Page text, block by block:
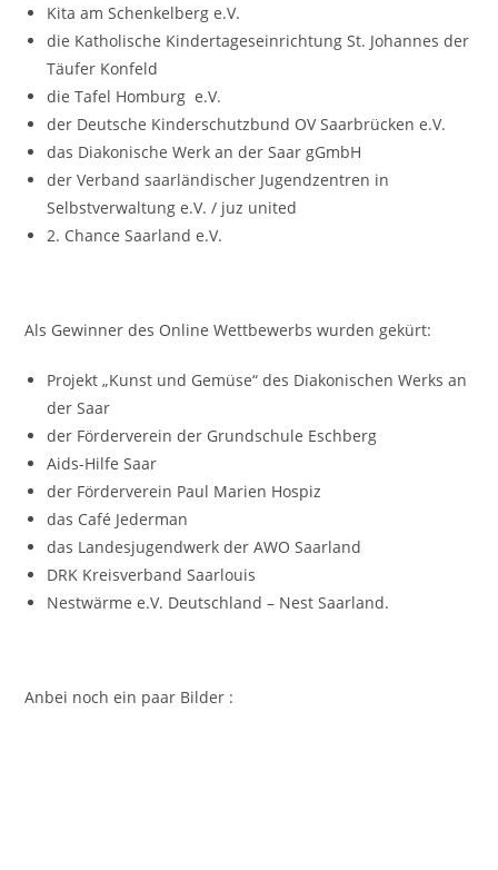
Kita am Schenkelberg e.V.
die Katholische Kindertageseinrichtung St. Johannes der
Täufer Konfeld
die Tafel Homburg e.V.
der Deutsche Kinderschutzbund OV Saarbrücken e.V.
das Diakonische Werk an der Saar gGmbH
der Verband saarländischer Jugendzentren in
Selbstverwaltung e.V. / juz united
2. Chance Saarland e.V.
Als Gewinner des Online Wettbewerbs wurden gekürt:
Projekt „Kunst und Gemüse“ des Diakonischen Werks an
der Saar
der Förderverein der Grundschule Eschberg
Aids-Hilfe Saar
der Förderverein Paul Marien Hospiz
das Café Jederman
das Landesjugendwerk der AWO Saarland
DRK Kreisverband Saarlouis
Nestwärme e.V. Deutschland – Nest Saarland.
Anbei noch ein paar Bilder :